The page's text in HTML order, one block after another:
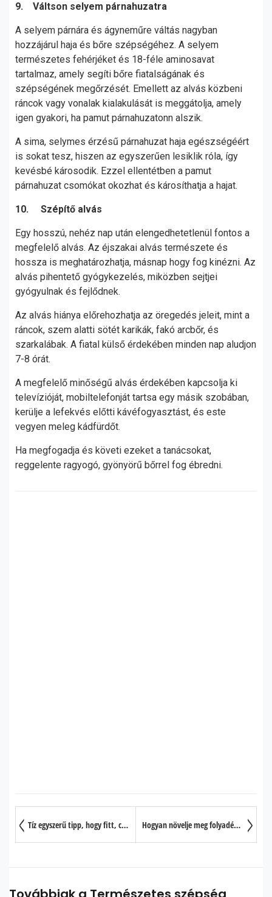
9. Váltson selyem párnahuzatra
A selyem párnára és ágyneműre váltás nagyban
hozzájárul haja és bőre szépségéhez. A selyem
természetes fehérjéket és 18-féle aminosavat
tartalmaz, amely segíti bőre fiatalságának és
szépségének megőrzését. Emellett az alvás közbeni
ráncok vagy vonalak kialakulását is meggátolja, amely
igen gyakori, ha pamut párnahuzatonn alszik.
A sima, selymes érzésű párnahuzat haja egészségéért
is sokat tesz, hiszen az egyszerűen lesiklik róla, így
kevésbé károsodik. Ezzel ellentétben a pamut
párnahuzat csomókat okozhat és károsíthatja a hajat.
10. Szépítő alvás
Egy hosszú, nehéz nap után elengedhetetlenül fontos a
megfelelő alvás. Az éjszakai alvás természete és
hossza is meghatározhatja, másnap hogy fog kinézni. Az
alvás pihentető gyógykezelés, miközben sejtjei
gyógyulnak és fejlődnek.
Az alvás hiánya előrehozhatja az öregedés jeleit, mint a
ráncok, szem alatti sötét karikák, fakó arcbőr, és
szarkalábak. A fiatal külső érdekében minden nap aludjon
7-8 órát.
A megfelelő minőségű alvás érdekében kapcsolja ki
televízióját, mobiltelefonját tartsa egy másik szobában,
kerülje a lefekvés előtti kávéfogyasztást, és este
vegyen meleg kádfürdőt.
Ha megfogadja és követi ezeket a tanácsokat,
reggelente ragyogó, gyönyörű bőrrel fog ébredni.
Tíz egyszerű tipp, hogy fitt, csinos és egészséges maradjon Hogyan növelje meg folyadékbevitelét